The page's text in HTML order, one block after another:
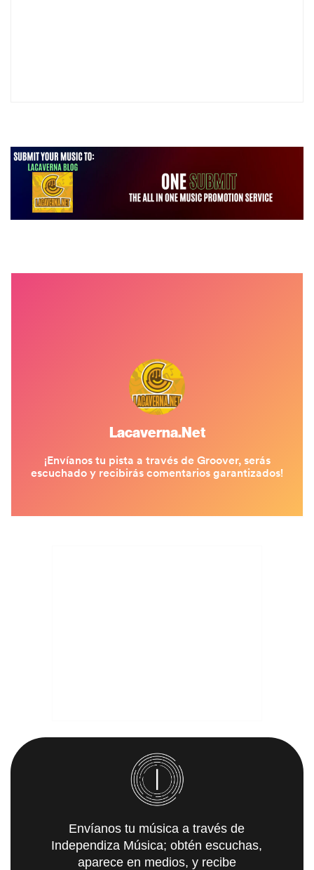
Envíanos tu música a través de
Independiza Música; obtén escuchas,
aparece en medios, y recibe